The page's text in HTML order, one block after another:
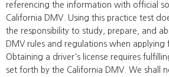
referencing the information with official
California DMV. Using this practice test
the responsibility to study, prepare, and
DMV rules and regulations when applying
Obtaining a driver's license requires
set forth by the California DMV. We shall